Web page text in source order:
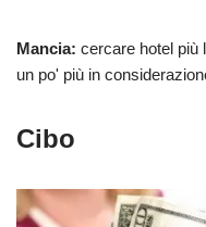
Mancia: cercare hotel più
un po' più in
Cibo